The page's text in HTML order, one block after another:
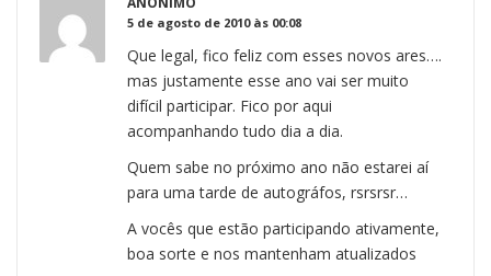
5 de agosto de 2010 às 00:08
Que legal, fico feliz com esses novos ares….
mas justamente esse ano vai ser muito
difícil participar. Fico por aqui
acompanhando tudo dia a dia.
Quem sabe no próximo ano não estarei aí
para uma tarde de autográfos, rsrsrsr…
A vocês que estão participando ativamente,
boa sorte e nos mantenham atualizados